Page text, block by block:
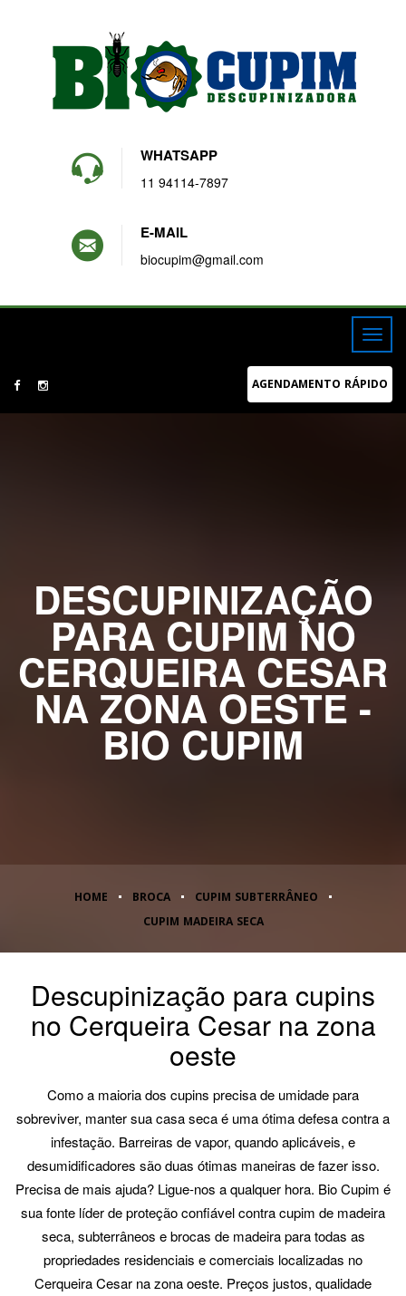
WHATSAPP
11 94114-7897
E-MAIL
biocupim@gmail.com
AGENDAMENTO RÁPIDO
DESCUPINIZAÇÃO
PARA CUPIM NO
CERQUEIRA CESAR
NA ZONA OESTE -
BIO CUPIM
HOME BROCA
CUPIM SUBTERRÂNEO
CUPIM MADEIRA SECA
Descupinização para cupins
no Cerqueira Cesar na zona
oeste
Como a maioria dos cupins precisa de umidade para
sobreviver, manter sua casa seca é uma ótima defesa contra a
infestação. Barreiras de vapor, quando aplicáveis, e
desumidificadores são duas ótimas maneiras de fazer isso.
Precisa de mais ajuda? Ligue-nos a qualquer hora. Bio Cupim é
sua fonte líder de proteção confiável contra cupim de madeira
seca, subterrâneos e brocas de madeira para todas as
propriedades residenciais e comerciais localizadas no
Cerqueira Cesar na zona oeste. Preços justos, qualidade